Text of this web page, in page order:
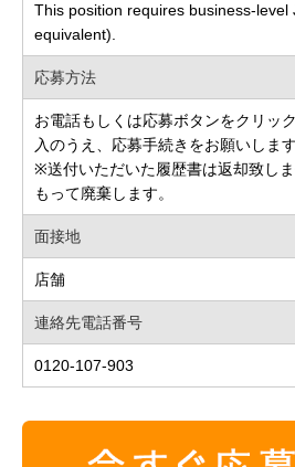
This position requires business-
equivalent).
応募方法
お電話もしくは応募ボタンをクリッ
入のうえ、応募手続きをお願いします
※送付いただいた履歴書は返却致し
もって廃棄します。
面接地
店舗
連絡先電話番号
0120-107-903